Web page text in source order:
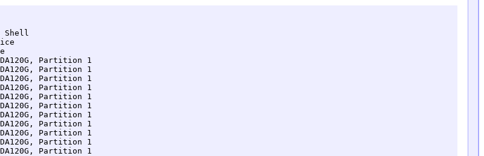
Shell
Partition 1
Partition 1
Partition 1
Partition 1
Partition 1
Partition 1
Partition 1
Partition 1
Partition 1
Partition 1
Partition 1